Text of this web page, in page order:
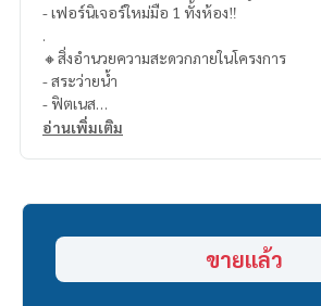
- เฟอร์นิเจอร์ใหม่มือ 1 ทั้งห้อง‼️
.
🔸สิ่งอำนวยความสะดวกภายในโครงการ
- สระว่ายน้ำ
- ฟิตเนส
- รปภ., กล้องวงจรปิดโครงการ, ประตู key card
- รถไฟฟ้า MRT สุทธิสาร ประมาณ 400 เมตร
- ฟอร์จูน พระราม 9
อ่านเพิ่มเติม
ขายแล้ว